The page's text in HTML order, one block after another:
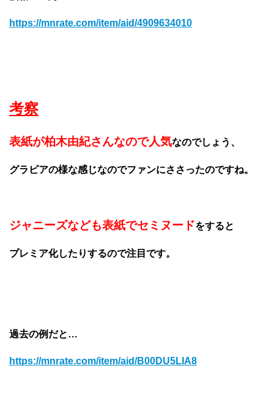
https://mnrate.com/item/aid/4909634010
考察
表紙が柏木由紀さんなので人気なのでしょう、
グラビアの様な感じなのでファンにささったのですね。
ジャニーズなども表紙でセミヌードをすると
プレミア化したりするので注目です。
過去の例だと…
https://mnrate.com/item/aid/B00DU5LIA8